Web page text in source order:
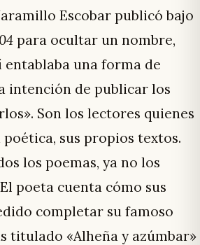
Escobar publicó bajo
para ocultar un nombre,
una forma de
intención de publicar los
Son los lectores quienes
sus propios textos.
los poemas, ya no los
poeta cuenta cómo sus
completar su famoso
titulado «Alheña y azúmbar»